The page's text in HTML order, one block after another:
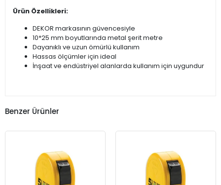
Ürün Özellikleri:
DEKOR markasının güvencesiyle
10*25 mm boyutlarında metal şerit metre
Dayanıklı ve uzun ömürlü kullanım
Hassas ölçümler için ideal
İnşaat ve endüstriyel alanlarda kullanım için uygundur
Benzer Ürünler